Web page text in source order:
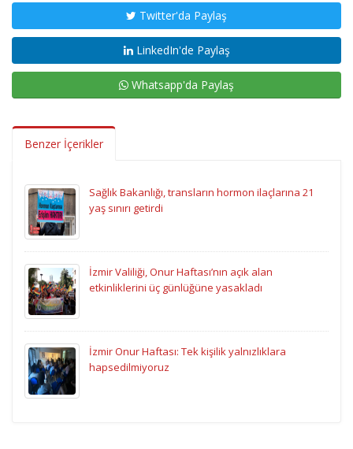
Twitter'da Paylaş
LinkedIn'de Paylaş
Whatsapp'da Paylaş
Benzer İçerikler
Sağlık Bakanlığı, transların hormon ilaçlarına 21
yaş sınırı getirdi
İzmir Valiliği, Onur Haftası’nın açık alan
etkinliklerini üç günlüğüne yasakladı
İzmir Onur Haftası: Tek kişilik yalnızlıklara
hapsedilmiyoruz